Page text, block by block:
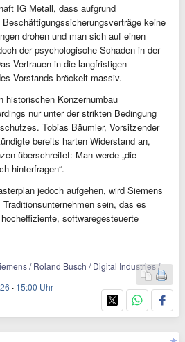
IG Metall, dass aufgrund
keine
drohen und man sich auf einen
der psychologische Schaden in der
Vertrauen in die langfristigen
Vorstands bröckelt massiv.
historischen Konzernumbau
nur unter der strikten Bedingung
Tobias Bäumler, Vorsitzender
bereits harten Widerstand an,
überschreitet: Man werde „die
hinterfragen“.
jedoch aufgehen, wird Siemens
sein, das es
softwaregesteuerte
/ Roland Busch / Digital Industries /
· 15:00 Uhr